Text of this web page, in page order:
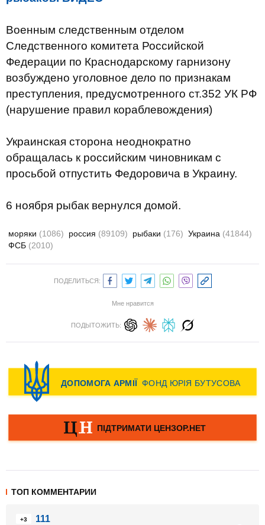
Военным следственным отделом
Следственного комитета Российской
Федерации по Краснодарскому гарнизону
возбуждено уголовное дело по признакам
преступления, предусмотренного ст.352 УК РФ
(нарушение правил кораблевождения)
Украинская сторона неоднократно
обращалась к российским чиновникам с
просьбой отпустить Федоровича в Украину.
6 ноября рыбак вернулся домой.
моряки (1086) россия (89109) рыбаки (176) Украина (41844)
ФСБ (2010)
ПОДЕЛИТЬСЯ:
Мне нравится
ПОДЫТОЖИТЬ:
ТОП КОММЕНТАРИИ
+3
111